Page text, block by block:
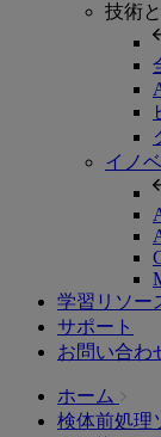
技術
イノ
学習リソー
サポート
お問い合わ
ホーム
検体前処理